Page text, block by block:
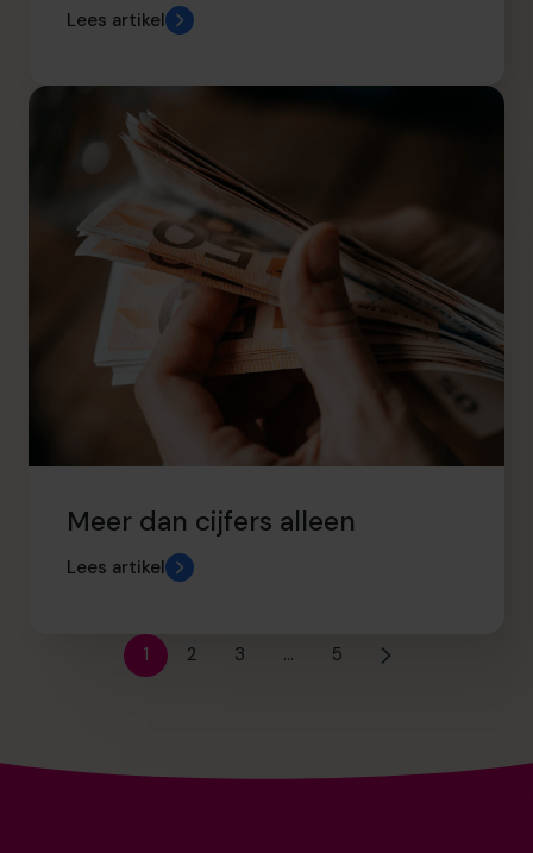
Lees artikel
Meer dan cijfers alleen
Lees artikel
1 2 3 … 5